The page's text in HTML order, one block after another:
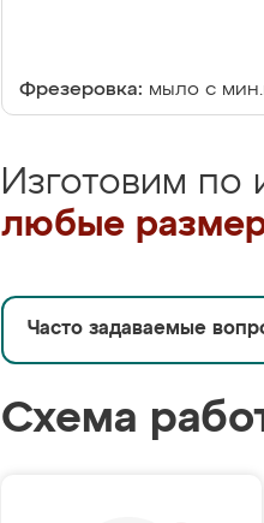
Фрезеровка: мыло с
Изготовим по
любые
Часто задаваемые
Схема